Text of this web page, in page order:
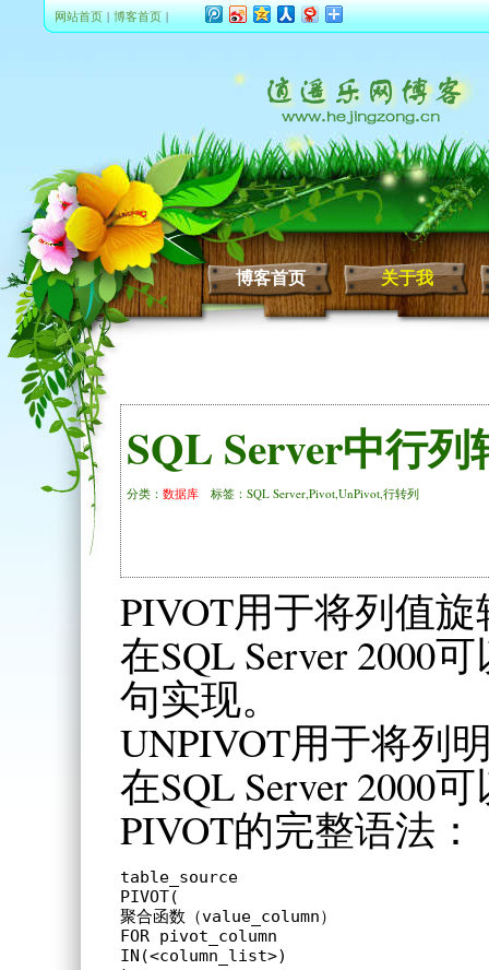
网站首页|博客首页|
博客首页 关于我
SQL Server中行
分类： 数据库 标签：SQL Server,Pivot,UnPivot,行转列
PIVOT用于将列值
在SQL Server 2000
句实现。
UNPIVOT用于将列
在SQL Server 2000
PIVOT的完整语法：
table_source
PIVOT(
聚合函数（value_column）
FOR pivot_column
IN(<column_list>)